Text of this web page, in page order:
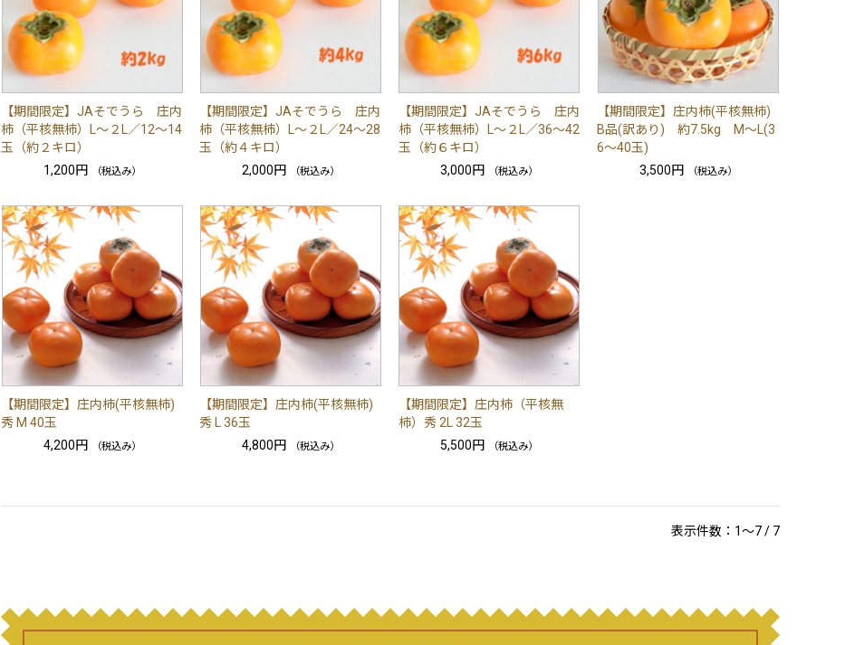
【期間限定】JAそでうら 庄内
柿（平核無柿）L～２L／12～14
玉（約２キロ）
1,200円
（税込み）
【期間限定】JAそでうら 庄内
柿（平核無柿）L～２L／24～28
玉（約４キロ）
2,000円
（税込み）
【期間限定】JAそでうら 庄内
柿（平核無柿）L～２L／36～42
玉（約６キロ）
3,000円
（税込み）
【期間限定】庄内柿(平核無柿)
B品(訳あり) 約7.5kg M～L(3
6～40玉)
3,500円
（税込み）
【期間限定】庄内柿(平核無柿)
秀 M 40玉
4,200円
（税込み）
【期間限定】庄内柿(平核無柿)
秀 L 36玉
4,800円
（税込み）
【期間限定】庄内柿（平核無
柿）秀 2L 32玉
5,500円
（税込み）
表示件数：1～7 / 7